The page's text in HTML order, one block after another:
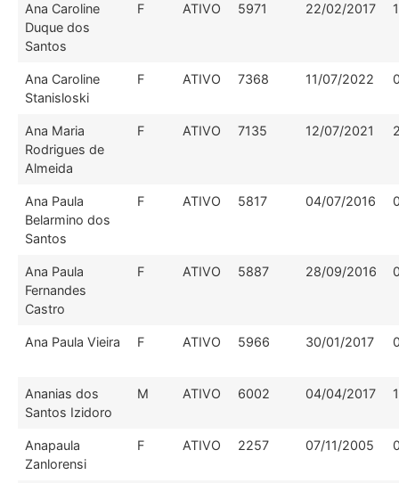
Ana Caroline
Duque dos
Santos
F ATIVO 5971 22/02/2017
Ana Caroline
Stanisloski
F ATIVO 7368 11/07/2022
Ana Maria
Rodrigues de
Almeida
F ATIVO 7135 12/07/2021
Ana Paula
Belarmino dos
Santos
F ATIVO 5817 04/07/2016
Ana Paula
Fernandes
Castro
F ATIVO 5887 28/09/2016
Ana Paula Vieira F ATIVO 5966 30/01/2017
Ananias dos
Santos Izidoro
M ATIVO 6002 04/04/2017
Anapaula
Zanlorensi
F ATIVO 2257 07/11/2005